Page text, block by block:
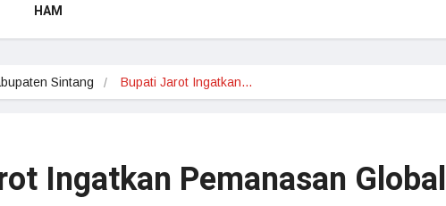
HAM
Sintang Bupati Jarot Ingatkan…
Ingatkan Pemanasan Global